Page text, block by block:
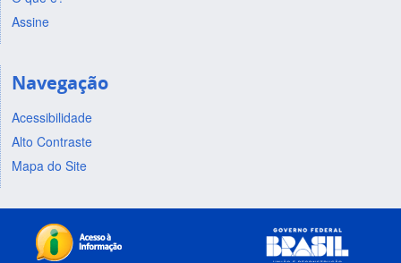
Assine
Navegação
Acessibilidade
Alto Contraste
Mapa do Site